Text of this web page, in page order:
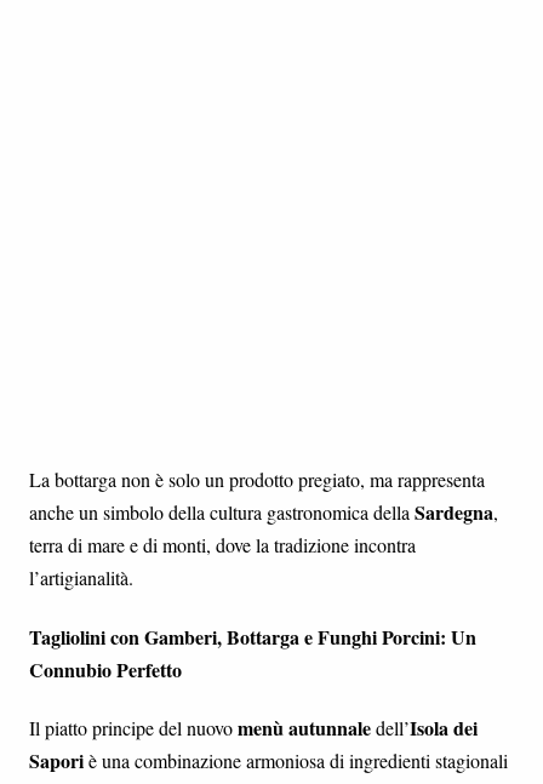
La bottarga non è solo un prodotto pregiato, ma rappresenta
anche un simbolo della cultura gastronomica dellaSardegna,
terra di mare e di monti, dove la tradizione incontra
l’artigianalità.
Tagliolini con Gamberi, Bottarga e Funghi Porcini: Un
Connubio Perfetto
Il piatto principe del nuovomenù autunnaledell’Isola dei
Saporiè una combinazione armoniosa di ingredienti stagionali